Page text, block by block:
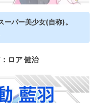
パー美少女(自称)。
ロア 健治